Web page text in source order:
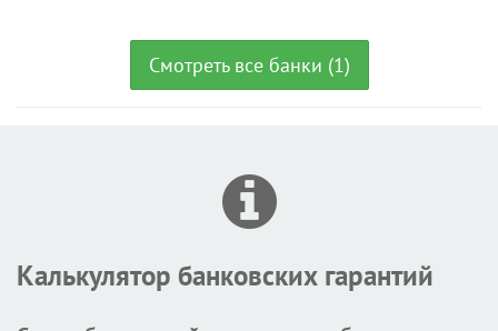
Смотреть все банки (1)
Калькулятор банковских гарантий